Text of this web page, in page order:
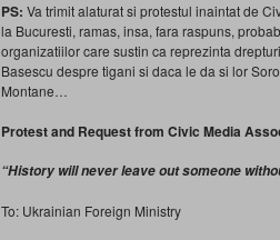
PS: Va trimit alaturat si protestul inaintat de
la Bucuresti, ramas, insa, fara raspuns,
organizatiilor care sustin ca reprezinta
Basescu despre tigani si daca le da si lor
Montane…
Protest and Request from Civic Media
“History will never leave out someone
To: Ukrainian Foreign Ministry